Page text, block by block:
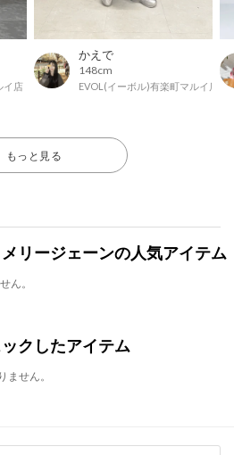
イ店
かえで
148cm
EVOL(イーボル)有楽町マルイ店
もっと見る
リージェーンの人気アイテム
ん。
クしたアイテム
せん。